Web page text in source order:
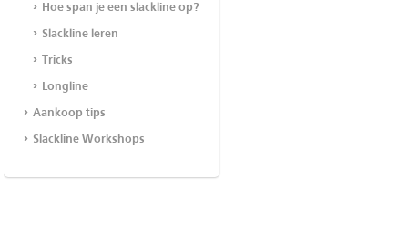
Hoe span je een slackline op?
Slackline leren
Tricks
Longline
Aankoop tips
Slackline Workshops